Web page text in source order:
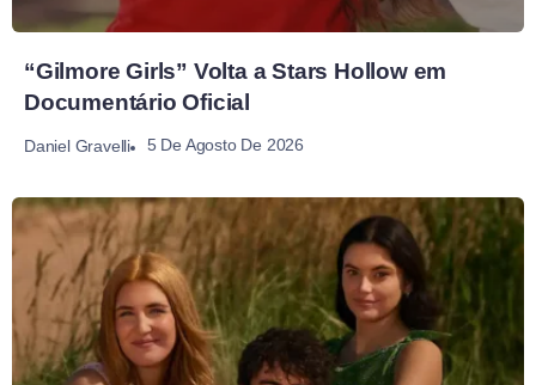
“Gilmore Girls” Volta a Stars Hollow em
Documentário Oficial
Daniel Gravelli 5 De Agosto De 2026